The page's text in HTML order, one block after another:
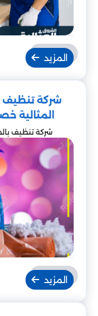
المزيد
المثالية
شركة تنظيف
المزيد